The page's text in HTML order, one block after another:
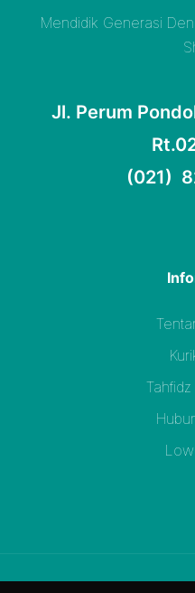
Mendidik Generasi
Jl. Perum
(021)
Tahfidz